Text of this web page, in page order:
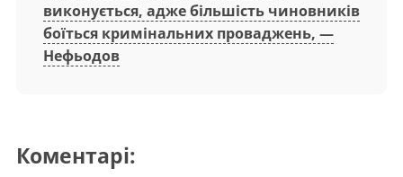
виконується, адже більшість чиновників
боїться кримінальних проваджень, —
Нефьодов
Коментарі: